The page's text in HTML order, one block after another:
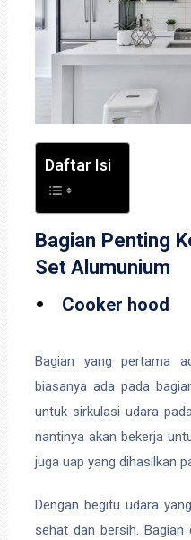
Daftar Isi
Bagian Penting
Set Alumunium
Cooker hood
Bagian yang pertama
biasanya ada pada
untuk sirkulasi udara
nantinya akan bekerja
juga uap yang dihasilkan
Dengan begitu udara
sehat dan bersih.